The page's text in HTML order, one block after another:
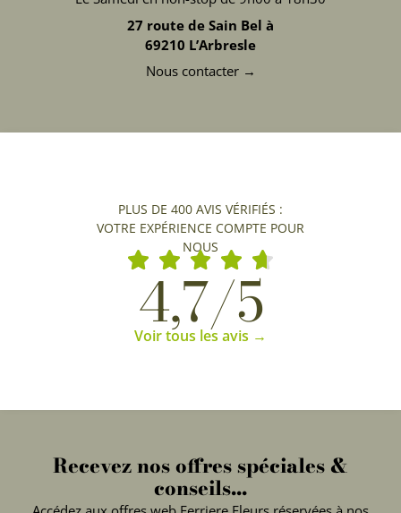
27 route de Sain Bel à
69210 L’Arbresle
Nous contacter →
PLUS DE 400 AVIS VÉRIFIÉS :
VOTRE EXPÉRIENCE COMPTE POUR
NOUS
4,7/5
Voir tous les avis →
Recevez nos offres spéciales &
conseils...